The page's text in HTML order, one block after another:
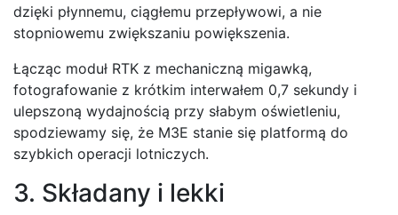
dzięki płynnemu, ciągłemu przepływowi, a nie
stopniowemu zwiększaniu powiększenia.
Łącząc moduł RTK z mechaniczną migawką,
fotografowanie z krótkim interwałem 0,7 sekundy i
ulepszoną wydajnością przy słabym oświetleniu,
spodziewamy się, że M3E stanie się platformą do
szybkich operacji lotniczych.
3. Składany i lekki